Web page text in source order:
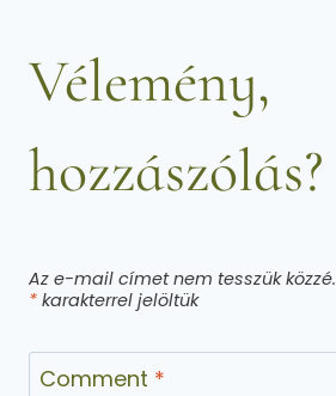
Vélemény,
hozzászólás?
Az e-mail címet nem tesszük közzé.
* karakterrel jelöltük
Comment *